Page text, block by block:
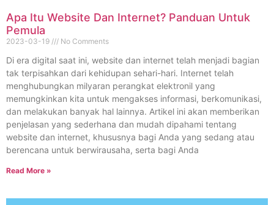
Apa Itu Website Dan Internet? Panduan Untuk
Pemula
2023-03-19 No Comments
Di era digital saat ini, website dan internet telah menjadi bagian
tak terpisahkan dari kehidupan sehari-hari. Internet telah
menghubungkan milyaran perangkat elektronil yang
memungkinkan kita untuk mengakses informasi, berkomunikasi,
dan melakukan banyak hal lainnya. Artikel ini akan memberikan
penjelasan yang sederhana dan mudah dipahami tentang
website dan internet, khususnya bagi Anda yang sedang atau
berencana untuk berwirausaha, serta bagi Anda
Read More »